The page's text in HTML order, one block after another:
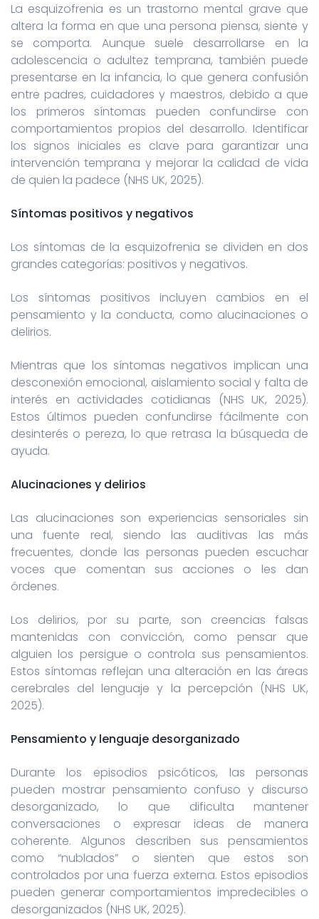
La esquizofrenia es un trastorno mental grave que
altera la forma en que una persona piensa, siente y
se comporta. Aunque suele desarrollarse en la
adolescencia o adultez temprana, también puede
presentarse en la infancia, lo que genera confusión
entre padres, cuidadores y maestros, debido a que
los primeros síntomas pueden confundirse con
comportamientos propios del desarrollo. Identificar
los signos iniciales es clave para garantizar una
intervención temprana y mejorar la calidad de vida
de quien la padece (NHS UK, 2025).
Síntomas positivos y negativos
Los síntomas de la esquizofrenia se dividen en dos
grandes categorías: positivos y negativos.
Los síntomas positivos incluyen cambios en el
pensamiento y la conducta, como alucinaciones o
delirios.
Mientras que los síntomas negativos implican una
desconexión emocional, aislamiento social y falta de
interés en actividades cotidianas (NHS UK, 2025).
Estos últimos pueden confundirse fácilmente con
desinterés o pereza, lo que retrasa la búsqueda de
ayuda.
Alucinaciones y delirios
Las alucinaciones son experiencias sensoriales sin
una fuente real, siendo las auditivas las más
frecuentes, donde las personas pueden escuchar
voces que comentan sus acciones o les dan
órdenes.
Los delirios, por su parte, son creencias falsas
mantenidas con convicción, como pensar que
alguien los persigue o controla sus pensamientos.
Estos síntomas reflejan una alteración en las áreas
cerebrales del lenguaje y la percepción (NHS UK,
2025).
Pensamiento y lenguaje desorganizado
Durante los episodios psicóticos, las personas
pueden mostrar pensamiento confuso y discurso
desorganizado, lo que dificulta mantener
conversaciones o expresar ideas de manera
coherente. Algunos describen sus pensamientos
como “nublados” o sienten que estos son
controlados por una fuerza externa. Estos episodios
pueden generar comportamientos impredecibles o
desorganizados (NHS UK, 2025).